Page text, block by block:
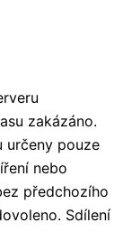
zakázáno.
určeny pouze
nebo
předchozího
Sdílení